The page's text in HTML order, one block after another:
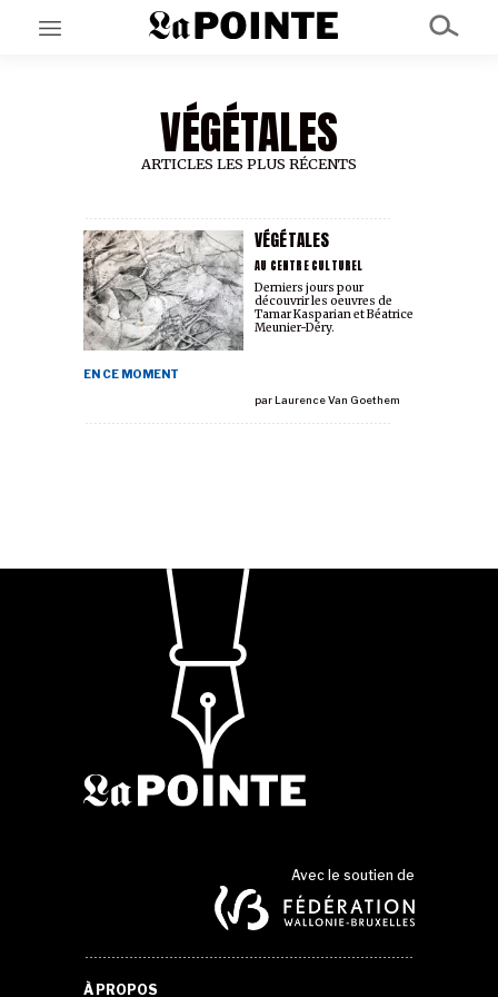
EN CE MOMENT
GRAND ANGLE
AU LARGE
À PROPOS
NOS PARTENAIRES
SOUTENEZ NOUS
VÉGÉTALES
ARTICLES LES PLUS RÉCENTS
VÉGÉTALES
AU CENTRE CULTUREL
EN CE MOMENT
parLaurence Van Goethem
Derniers jours pour
découvrir les oeuvres de
Tamar Kasparian et Béatrice
Meunier-Déry.
Avec le soutien de
À PROPOS